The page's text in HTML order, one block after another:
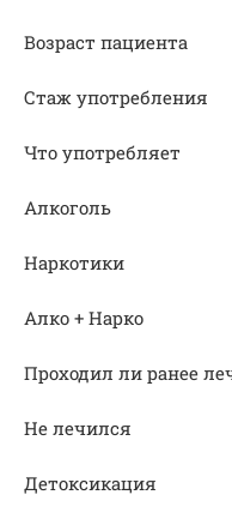
Возраст пациента
Стаж употребления
Что употребляет
Алкоголь
Наркотики
Алко + Нарко
Проходил ли ранее
Не лечился
Детоксикация